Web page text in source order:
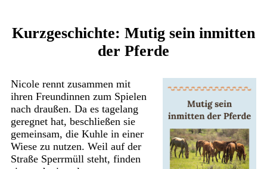
Kurzgeschichte: Mutig sein inmitten
der Pferde
Nicole rennt zusammen mit
ihren Freundinnen zum Spielen
nach draußen. Da es tagelang
geregnet hat, beschließen sie
gemeinsam, die Kuhle in einer
Wiese zu nutzen. Weil auf der
Straße Sperrmüll steht, finden